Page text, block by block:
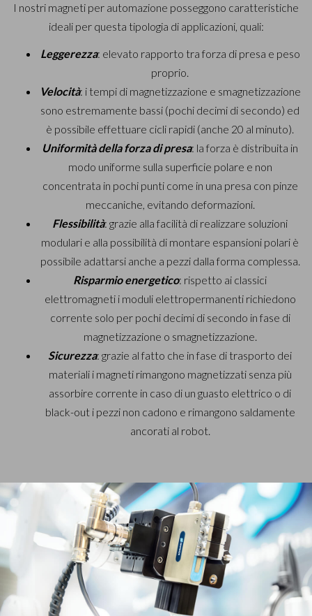
I nostri magneti per automazione posseggono caratteristiche
ideali per questa tipologia di applicazioni, quali:
Leggerezza: elevato rapporto tra forza di presa e peso
proprio.
Velocità: i tempi di magnetizzazione e smagnetizzazione
sono estremamente bassi (pochi decimi di secondo) ed
è possibile effettuare cicli rapidi (anche 20 al minuto).
Uniformità della forza di presa: la forza è distribuita in
modo uniforme sulla superficie polare e non
concentrata in pochi punti come in una presa con pinze
meccaniche, evitando deformazioni.
Flessibilità: grazie alla facilità di realizzare soluzioni
modulari e alla possibilità di montare espansioni polari è
possibile adattarsi anche a pezzi dalla forma complessa.
Risparmio energetico: rispetto ai classici
elettromagneti i moduli elettropermanenti richiedono
corrente solo per pochi decimi di secondo in fase di
magnetizzazione o smagnetizzazione.
Sicurezza: grazie al fatto che in fase di trasporto dei
materiali i magneti rimangono magnetizzati senza più
assorbire corrente in caso di un guasto elettrico o di
black-out i pezzi non cadono e rimangono saldamente
ancorati al robot.